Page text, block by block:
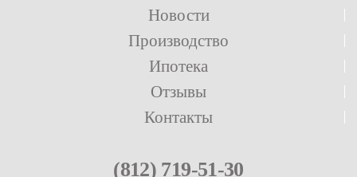
Новости
Производство
Ипотека
Отзывы
Контакты
(812) 719-51-30